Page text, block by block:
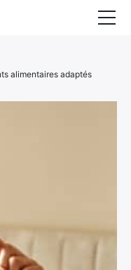
alimentaires adaptés